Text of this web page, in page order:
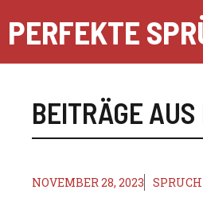
Inhalt
springen
PERFEKTE
BEITRÄGE
NOVEMBER 28, 2023